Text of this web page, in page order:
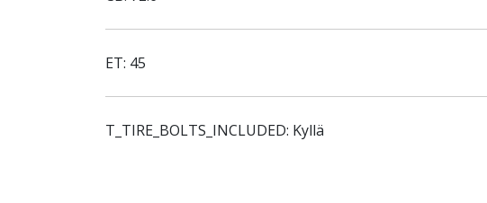
ET: 45
T_TIRE_BOLTS_INCLUDED: Kyllä